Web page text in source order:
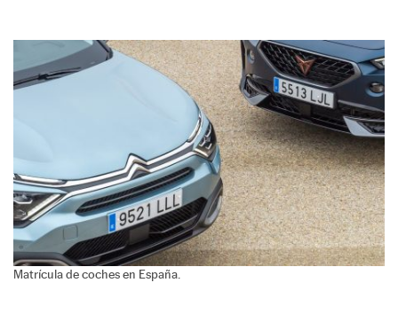
Matrícula de coches en España.